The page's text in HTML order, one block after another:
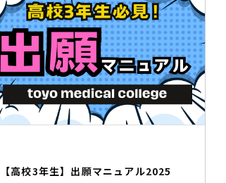
【高校3年生】出願マニュアル2025